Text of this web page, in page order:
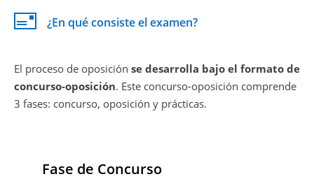
¿En qué consiste el examen?
El proceso de oposición se desarrolla bajo el formato de
concurso-oposición. Este concurso-oposición comprende
3 fases: concurso, oposición y prácticas.
Fase de Concurso